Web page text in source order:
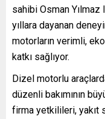
sahibi Osman
yıllara dayanan
motorların verimli,
katkı sağlıyor.
Dizel motorlu
düzenli bakımının
firma yetkilileri, yakıt